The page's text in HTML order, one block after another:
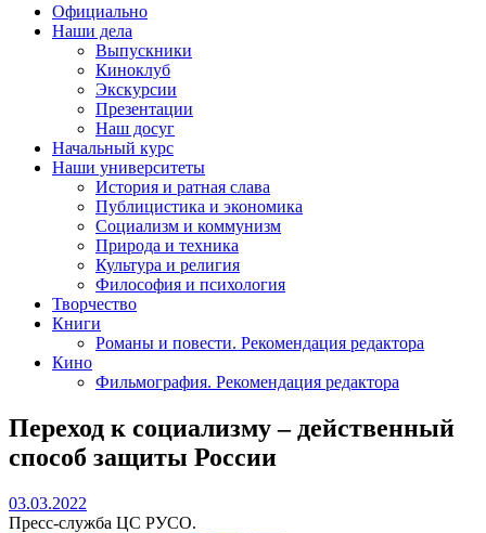
Официально
Наши дела
Выпускники
Киноклуб
Экскурсии
Презентации
Наш досуг
Начальный курс
Наши университеты
История и ратная слава
Публицистика и экономика
Социализм и коммунизм
Природа и техника
Культура и религия
Философия и психология
Творчество
Книги
Романы и повести. Рекомендация редактора
Кино
Фильмография. Рекомендация редактора
Переход к социализму – действенный
способ защиты России
03.03.2022
Пресс-служба ЦС РУСО.